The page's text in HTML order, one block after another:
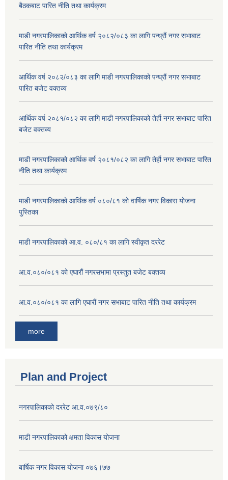
बैठकबाट पारित नीति तथा कार्यक्रम
माडी नगरपालिकाको आर्थिक वर्ष २०८२/०८३ का लागि पन्ध्रौं नगर सभाबाट
पारित नीति तथा कार्यक्रम
आर्थिक वर्ष २०८२/०८३ का लागि माडी नगरपालिकाको पन्ध्रौं नगर सभाबाट
पारित बजेट वक्तव्य
आर्थिक वर्ष २०८१/०८२ का लागि माडी नगरपालिकाको तेर्हौ नगर सभाबाट पारित
बजेट वक्तव्य
माडी नगरपालिकाको आर्थिक वर्ष २०८१/०८२ का लागि तेर्हौ नगर सभाबाट पारित
नीति तथा कार्यक्रम
माडी नगरपालिकाको आर्थिक वर्ष ०८०/८१ को वार्षिक नगर विकास योजना
पुस्तिका
माडी नगरपालिकाको आ.व. ०८०/८१ का लागि स्वीकृत दररेट
आ.व.०८०/०८१ को एघारौं नगरसभामा प्रस्तुत बजेट बक्तव्य
आ.व.०८०/०८१ का लागि एघारौं नगर सभाबाट पारित नीति तथा कार्यक्रम
more
Plan and Project
नगरपालिकाको दररेट आ.व.०७९/८०
माडी नगरपालिकाको क्षमता विकास योजना
बार्षिक नगर विकास योजना ०७६।७७